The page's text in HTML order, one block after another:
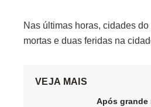
Nas últimas horas, cidades
mortas e duas feridas na
VEJA MAIS
Após grande